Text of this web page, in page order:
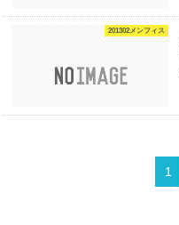
201302メンフィス
1